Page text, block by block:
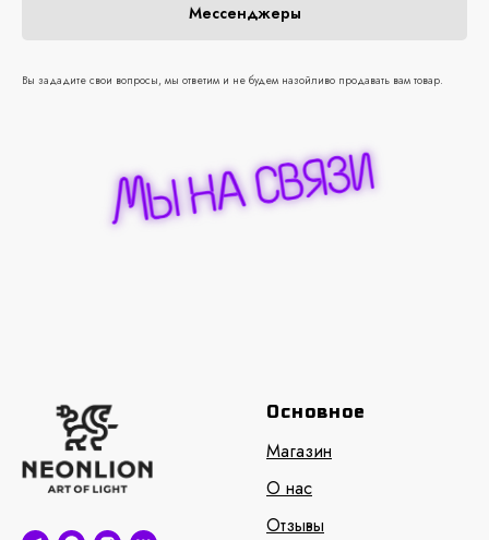
Мессенджеры
Вы зададите свои вопросы, мы ответим и не будем назойливо продавать вам товар.
Основное
Магазин
О нас
Отзывы